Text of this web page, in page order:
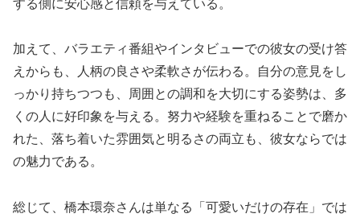
する側に安心感と信頼を与えている。
加えて、バラエティ番組やインタビューでの彼女の受け答
えからも、人柄の良さや柔軟さが伝わる。自分の意見をし
っかり持ちつつも、周囲との調和を大切にする姿勢は、多
くの人に好印象を与える。努力や経験を重ねることで磨か
れた、落ち着いた雰囲気と明るさの両立も、彼女ならでは
の魅力である。
総じて、橋本環奈さんは単なる「可愛いだけの存在」では